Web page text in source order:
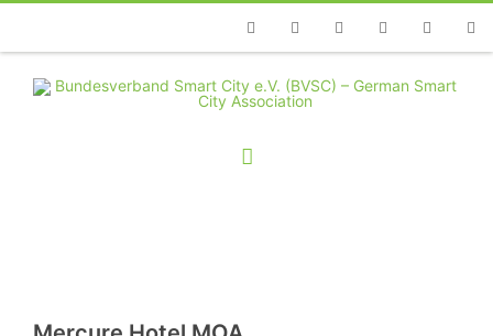
TelefonFacebookTwitterYoutubeInstagramLinkedin